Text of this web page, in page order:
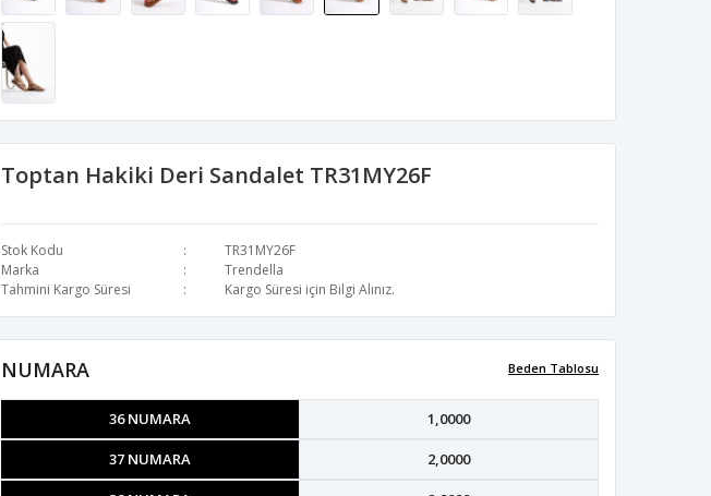
Toptan Hakiki Deri Sandalet TR31MY26F
Stok Kodu
TR31MY26F
Marka
Trendella
Tahmini Kargo Süresi
Kargo Süresi için Bilgi Alınız.
Beden Tablosu
NUMARA
36 NUMARA 1,0000
37 NUMARA 2,0000